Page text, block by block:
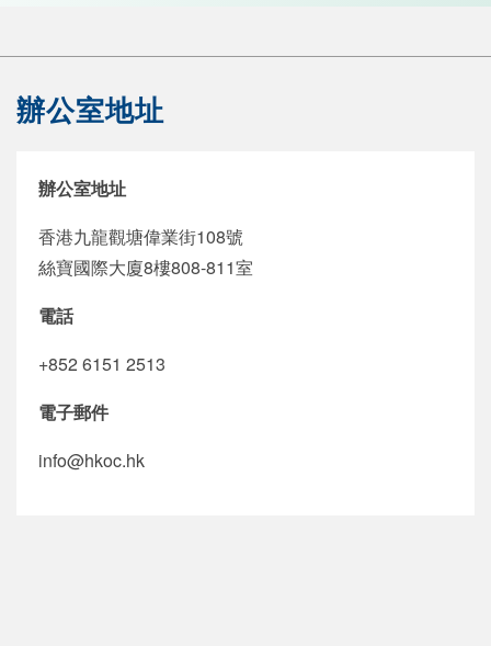
辦公室地址
辦公室地址
香港九龍觀塘偉業街108號
絲寶國際大廈8樓808-811室
電話
+852 6151 2513
電子郵件
info@hkoc.hk